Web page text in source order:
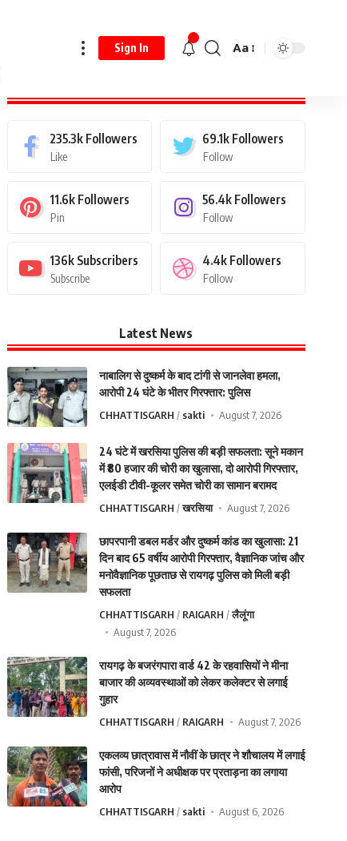
Sign In Aa
235.3k Followers
Like
69.1k Followers
Follow
11.6k Followers
Pin
56.4k Followers
Follow
136k Subscribers
Subscribe
4.4k Followers
Follow
Latest News
नाबालिग से दुष्कर्म के बाद टांगी से जानलेवा हमला,
आरोपी 24 घंटे के भीतर गिरफ्तार: पुलिस
CHHATTISGARH sakti August 7, 2026
24 घंटे में खरसिया पुलिस की बड़ी सफलता: सूने मकान
में ₹80 हजार की चोरी का खुलासा, दो आरोपी गिरफ्तार,
एलईडी टीवी-कूलर समेत चोरी का सामान बरामद
CHHATTISGARH खरसिया August 7, 2026
छापरपानी डबल मर्डर और दुष्कर्म कांड का खुलासा: 21
दिन बाद 65 वर्षीय आरोपी गिरफ्तार, वैज्ञानिक जांच और
मनोवैज्ञानिक पूछताछ से रायगढ़ पुलिस को मिली बड़ी
सफलता
CHHATTISGARH RAIGARH
लैलूंगा
August 7, 2026
रायगढ़ के बजरंगपारा वार्ड 42 के रहवासियों ने मीना
बाजार की अव्यवस्थाओं को लेकर कलेक्टर से लगाई
गुहार
CHHATTISGARH RAIGARH August 7, 2026
एकलव्य छात्रावास में नौवीं के छात्र ने शौचालय में लगाई
फांसी, परिजनों ने अधीक्षक पर प्रताड़ना का लगाया
आरोप
CHHATTISGARH sakti August 6, 2026